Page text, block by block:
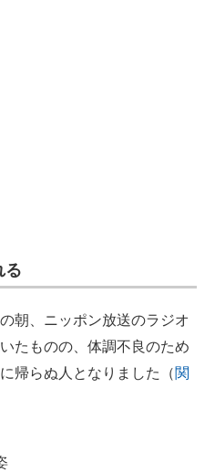
る
朝、ニッポン放送のラジオ
たものの、体調不良のため
帰らぬ人となりました（関